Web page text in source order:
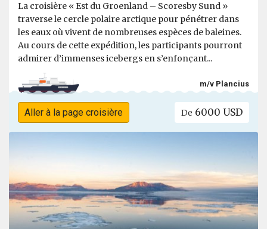
La croisière « Est du Groenland – Scoresby Sund »
traverse le cercle polaire arctique pour pénétrer dans
les eaux où vivent de nombreuses espèces de baleines.
Au cours de cette expédition, les participants pourront
admirer d’immenses icebergs en s’enfonçant...
m/v Plancius
Aller à la page croisière De 6000 USD